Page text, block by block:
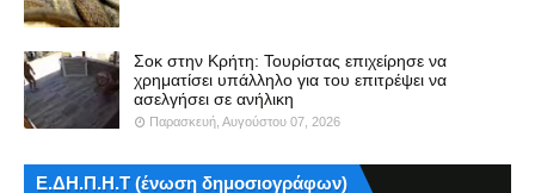
Σοκ στην Κρήτη: Τουρίστας επιχείρησε να
χρηματίσει υπάλληλο για του επιτρέψει να
ασελγήσει σε ανήλικη
Παρασκευή, Αυγούστου 07, 2026
Ε.ΔΗ.Π.Η.Τ (ένωση δημοσιογράφων)